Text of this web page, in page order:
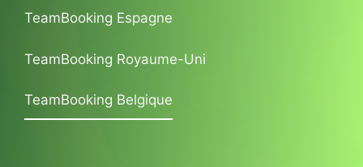
TeamBooking Espagne
TeamBooking Royaume-Uni
TeamBooking Belgique